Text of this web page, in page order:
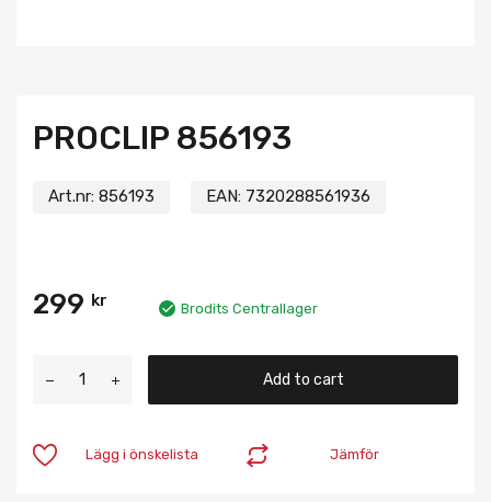
PROCLIP 856193
Art.nr: 856193 EAN: 7320288561936
299 kr Brodits Centrallager
Add to cart
Jämför
Lägg i önskelista